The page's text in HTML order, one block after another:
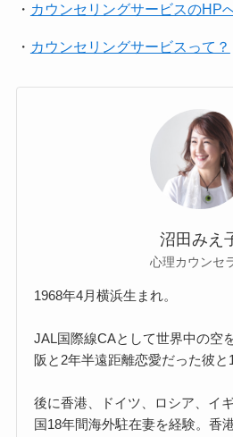
・ カウンセリングサービスのHP
・ カウンセリングサービスって？
沼田みえ
心理カウンセ
1968年4月横浜生まれ。
JAL国際線CAとして世界中の空
阪と2年半遠距離恋愛だった彼と
後に香港、ドイツ、ロシア、イ
国18年間海外駐在妻を経験。香